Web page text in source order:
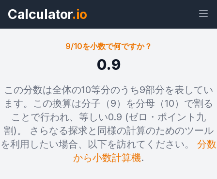
Calculator.io
ット
ク
ト
プレビュー 9/10を小数で何ですか？
ウィジェット
9/10を小数で何ですか？
0.9
この分数は全体の10等分のうち9部分を表してい
ます。この換算は分子（9）を分母（10）で割る
ことで行われ、等しい0.9 (ゼロ・ポイント九
割)。 さらなる探求と同様の計算のためのツール
を利用したい場合、以下を訪れてください。 分数
から小数計算機.